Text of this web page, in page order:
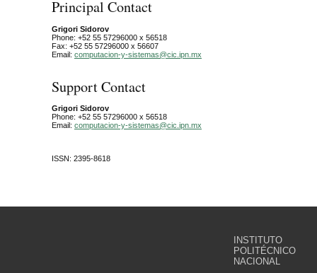
Principal Contact
Grigori Sidorov
Phone: +52 55 57296000 x 56518
Fax: +52 55 57296000 x 56607
Email: computacion-y-sistemas@cic.ipn.mx
Support Contact
Grigori Sidorov
Phone: +52 55 57296000 x 56518
Email: computacion-y-sistemas@cic.ipn.mx
ISSN: 2395-8618
INSTITUTO
POLITÉCNICO
NACIONAL